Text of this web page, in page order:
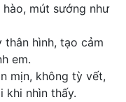
mút sướng như
thân hình, tạo cảm
em.
mịn, không tỳ vết,
khi nhìn thấy.